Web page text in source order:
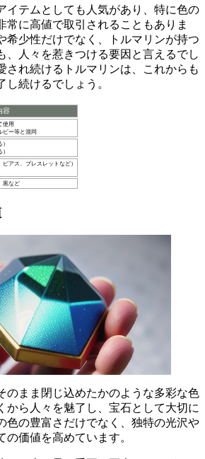
イテムとしても人気があり、 特に色の
常に高値で取引 されることもありま
希少性だけでなく、トルマリンが持つ
、人々を惹きつける要因と言えるでし
され続けるトルマリンは、これからも
続けるでしょう。
容
使用
ビー等と混同
アス、ブレスレットなど）
黒など
のまま閉じ込めたかのような多彩な色
から人々を魅了し、宝石として大切に
色の豊富さだけでなく、独特の光沢や
価値を高めています。